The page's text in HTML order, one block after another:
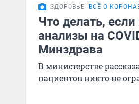
ЗДОРОВЬЕ ВСЁ О
Что делать,
анализы на
Минздрава
В министерстве
пациентов никто не